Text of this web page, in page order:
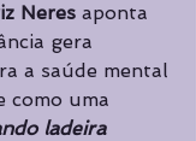
Neres aponta
gera
a saúde mental
como uma
ladeira